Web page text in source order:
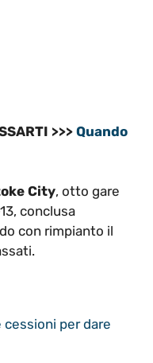
>>> Quando
City, otto gare
conclusa
con rimpianto il
cessioni per dare